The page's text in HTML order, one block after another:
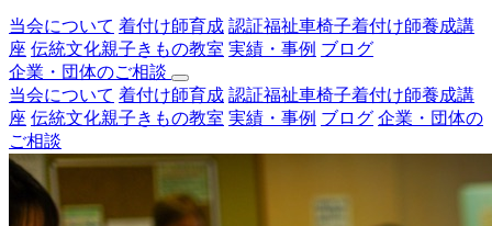
当会について 着付け師育成 認証福祉車椅子着付け師養成講
座 伝統文化親子きもの教室 実績・事例 ブログ
企業・団体のご相談
当会について 着付け師育成 認証福祉車椅子着付け師養成講
座 伝統文化親子きもの教室 実績・事例 ブログ 企業・団体の
ご相談